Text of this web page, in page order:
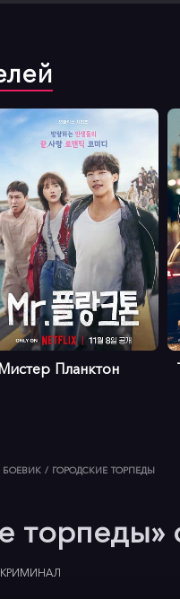
Мистер Планктон
БОЕВИК / ГОРОДСКИЕ ТОРПЕДЫ
торпеды»
КРИМИНАЛ